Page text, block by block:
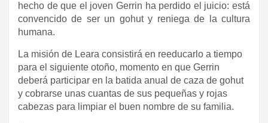
hecho de que el joven Gerrin ha perdido el juicio: está
convencido de ser un gohut y reniega de la cultura
humana.
La misión de Leara consistirá en reeducarlo a tiempo
para el siguiente otoño, momento en que Gerrin
deberá participar en la batida anual de caza de gohut
y cobrarse unas cuantas de sus pequeñas y rojas
cabezas para limpiar el buen nombre de su familia.